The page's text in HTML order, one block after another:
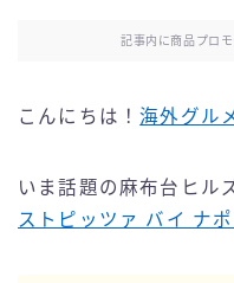
記事内に商品プロ
こんにちは！海外グル
いま話題の麻布台ヒル
ストピッツァ バイ ナ